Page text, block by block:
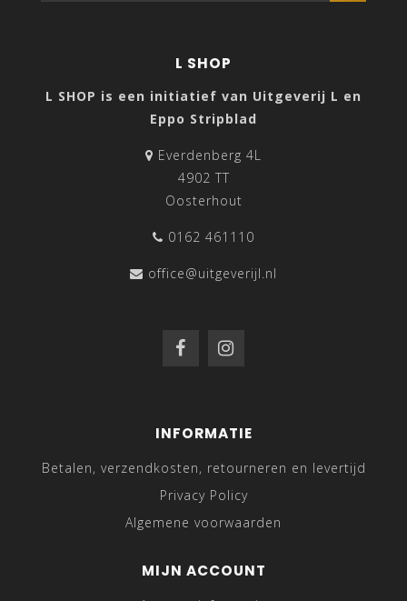
L SHOP
L SHOP is een initiatief van Uitgeverij L en
Eppo Stripblad
Everdenberg 4L
4902 TT
Oosterhout
0162 461110
office@uitgeverijl.nl
INFORMATIE
Betalen, verzendkosten, retourneren en levertijd
Privacy Policy
Algemene voorwaarden
MIJN ACCOUNT